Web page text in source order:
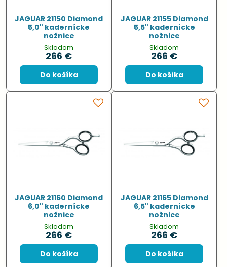
JAGUAR 21150 Diamond
5,0" kadernícke
nožnice
Skladom
266 €
Do košíka
JAGUAR 21155 Diamond
5,5" kadernícke
nožnice
Skladom
266 €
Do košíka
JAGUAR 21160 Diamond
6,0" kadernícke
nožnice
Skladom
266 €
Do košíka
JAGUAR 21165 Diamond
6,5" kadernícke
nožnice
Skladom
266 €
Do košíka